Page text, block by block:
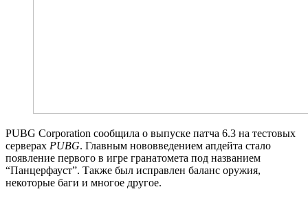
PUBG Corporation сообщила о выпуске патча 6.3 на тестовых
серверах PUBG. Главным нововведением апдейта стало
появление первого в игре гранатомета под названием
“Панцерфауст”. Также был исправлен баланс оружия,
некоторые баги и многое другое.